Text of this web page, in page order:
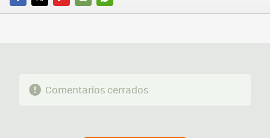
FACEBOOK
TWITTERFLIPBOARD
E-
WHATSAPP
Comentarios cerrados